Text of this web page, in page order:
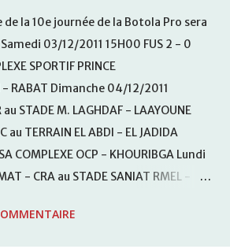
la 10e journée de la Botola Pro sera
03/12/2011 15H00 FUS 2 - 0
SPORTIF PRINCE
- RABAT Dimanche 04/12/2011
STADE M. LAGHDAF - LAAYOUNE
au TERRAIN EL ABDI - EL JADIDA
COMPLEXE OCP - KHOURIBGA Lundi
- CRA au STADE SANIAT RMEL -
2011 15H00 WAF - OCS au